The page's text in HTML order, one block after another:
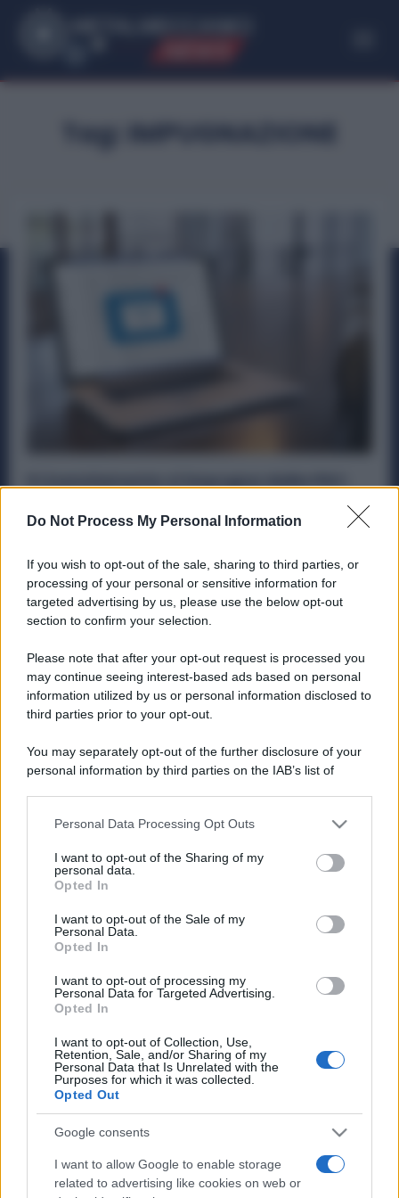
Do Not Process My Personal Information
If you wish to opt-out of the sale, sharing to third parties, or
processing of your personal or sensitive information for
targeted advertising by us, please use the below opt-out
section to confirm your selection.
Please note that after your opt-out request is processed you
may continue seeing interest-based ads based on personal
information utilized by us or personal information disclosed to
third parties prior to your opt-out.
You may separately opt-out of the further disclosure of your
personal information by third parties on the IAB’s list of
This information may also be disclosed by us to third parties
disclose it to other third parties.
Please note that this website/app uses one or more Google
services and may gather and store information including but
not limited to your visit or usage behaviour. You may click to
grant or deny consent to Google and its third-party tags to
consent section.
Personal Data Processing Opt Outs
I want to opt-out of the Sharing of my
personal data.
Opted In
I want to opt-out of the Sale of my
Personal Data.
Opted In
I want to opt-out of processing my
Personal Data for Targeted Advertising.
Opted In
I want to opt-out of Collection, Use,
Retention, Sale, and/or Sharing of my
Personal Data that Is Unrelated with the
Purposes for which it was collected.
Opted Out
Google consents
I want to allow Google to enable storage
related to advertising like cookies on web or
Tag: IMPUGNAZIONE
Il Licenziamento si impugna dalla PEC:
Raccomandata
Un recente pronunciamento della Corte d’appello di
Bologna (sentenza n. 223/2025) chiarisce un punto
fondamentale in materia di impugnazione...
METALMECCANICI
ABOUT US CONTACT CAREERS PRIVACY POLICY
Metalmeccanici News - Il portale di informazione sul mondo
della Metalmeccanica, Installazione di Impianti, Automotive e
con le Offerte di Lavoro dedicate alle professionalità della
filiera. Metalmeccanici News non è una testata giornalistica, in
quanto viene aggiornato senza alcuna periodicità. Non può
pertanto considerarsi un prodotto editoriale ai sensi della legge
Metalmeccanici News è di proprietà di Nevera Editore s.r.l. via
Tiburtina, 5 - 00185 Roma
Copyright ©2025 - Tutti i diritti riservati